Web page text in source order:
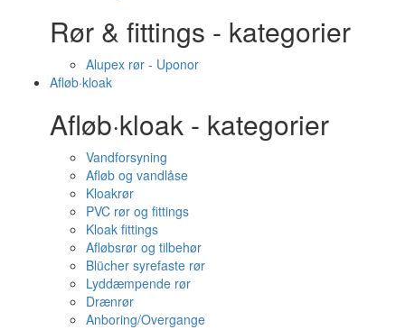
Rør & fittings - kategorier
Alupex rør - Uponor
Afløb·kloak
Afløb·kloak - kategorier
Vandforsyning
Afløb og vandlåse
Kloakrør
PVC rør og fittings
Kloak fittings
Afløbsrør og tilbehør
Blücher syrefaste rør
Lyddæmpende rør
Drænrør
Anboring/Overgange